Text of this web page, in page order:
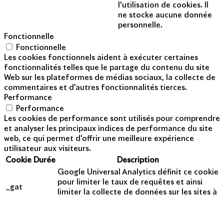
l'utilisation de cookies. Il
ne stocke aucune donnée
personnelle.
Fonctionnelle
Fonctionnelle
Les cookies fonctionnels aident à exécuter certaines
fonctionnalités telles que le partage du contenu du site
Web sur les plateformes de médias sociaux, la collecte de
commentaires et d'autres fonctionnalités tierces.
Performance
Performance
Les cookies de performance sont utilisés pour comprendre
et analyser les principaux indices de performance du site
web, ce qui permet d'offrir une meilleure expérience
utilisateur aux visiteurs.
Cookie Durée Description
_gat
Google Universal Analytics définit ce cookie
pour limiter le taux de requêtes et ainsi
limiter la collecte de données sur les sites à